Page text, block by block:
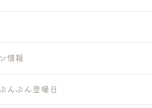
情報
んぶん登場日